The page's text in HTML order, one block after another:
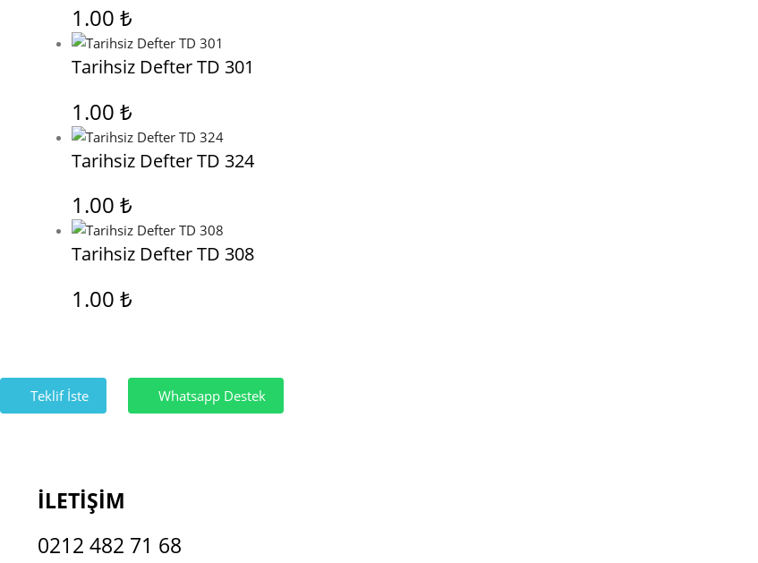
1.00 ₺
Tarihsiz Defter TD 301
1.00 ₺
Tarihsiz Defter TD 324
1.00 ₺
Tarihsiz Defter TD 308
1.00 ₺
Teklif İste Whatsapp Destek
İLETİŞİM
0212 482 71 68